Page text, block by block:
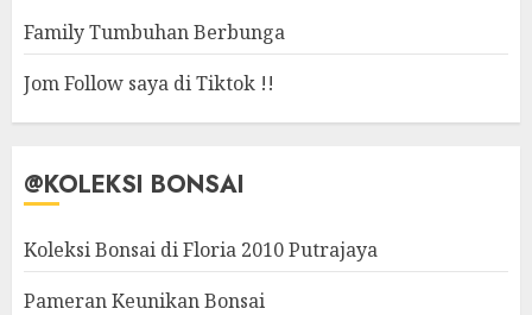
Family Tumbuhan Berbunga
Jom Follow saya di Tiktok !!
@KOLEKSI BONSAI
Koleksi Bonsai di Floria 2010 Putrajaya
Pameran Keunikan Bonsai